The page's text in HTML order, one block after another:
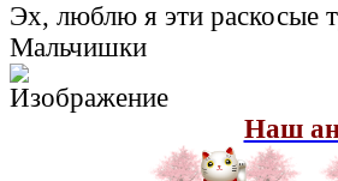
Эх, люблю я эти раскосые
Мальчишки
Наш